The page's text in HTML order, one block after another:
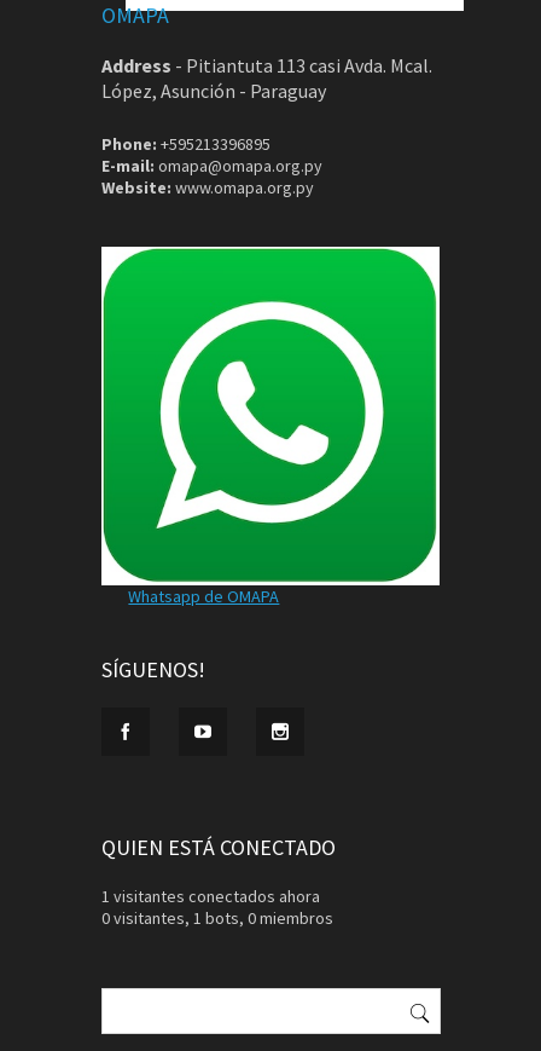
OMAPA
Address - Pitiantuta 113 casi Avda. Mcal.
López, Asunción - Paraguay
Phone: +595213396895
E-mail: omapa@omapa.org.py
Website: www.omapa.org.py
Whatsapp de OMAPA
SÍGUENOS!
QUIEN ESTÁ CONECTADO
1 visitantes conectados ahora
0 visitantes, 1 bots, 0 miembros
Buscar: